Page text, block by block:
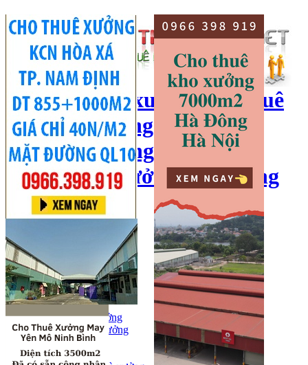
cho thuê kho xưởng, cho thuê
kho, kho xưởng hà nội, cho
thuê nhà xưởng, cho thuê
xưởng, kho xưởng hải dương
Hotline:0966 398 919
Đăng ký
Đăng tin bán/cho thuê
Trang chủ
Bán kho, nhà xưởng
Bán kho xưởng
Kho
Mặt bằng